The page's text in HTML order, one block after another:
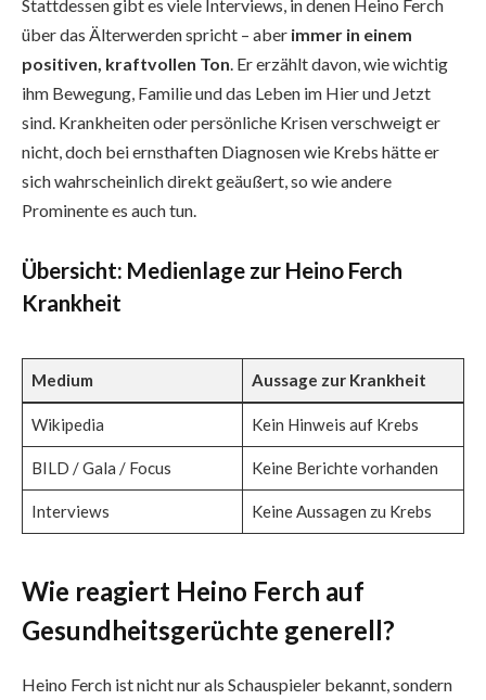
Stattdessen gibt es viele Interviews, in denen Heino Ferch
über das Älterwerden spricht – aber immer in einem
positiven, kraftvollen Ton . Er erzählt davon, wie wichtig
ihm Bewegung, Familie und das Leben im Hier und Jetzt
sind. Krankheiten oder persönliche Krisen verschweigt er
nicht, doch bei ernsthaften Diagnosen wie Krebs hätte er
sich wahrscheinlich direkt geäußert, so wie andere
Prominente es auch tun.
Übersicht: Medienlage zur Heino Ferch
Krankheit
Medium Aussage zur Krankheit
Wikipedia Kein Hinweis auf Krebs
BILD / Gala / Focus Keine Berichte vorhanden
Interviews Keine Aussagen zu Krebs
Wie reagiert Heino Ferch auf
Gesundheitsgerüchte generell?
Heino Ferch ist nicht nur als Schauspieler bekannt, sondern